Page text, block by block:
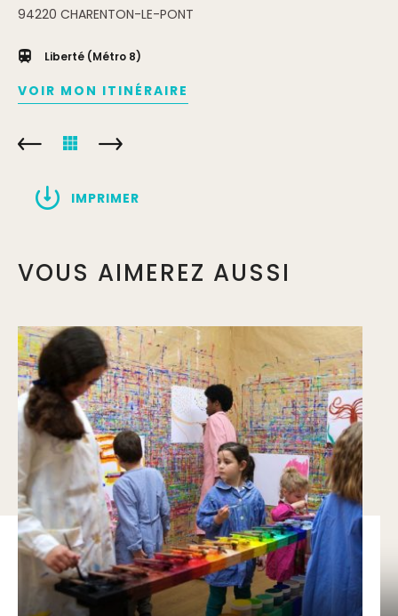
94220 CHARENTON-LE-PONT
Liberté (Métro 8)
VOIR MON ITINÉRAIRE
IMPRIMER
VOUS AIMEREZ AUSSI